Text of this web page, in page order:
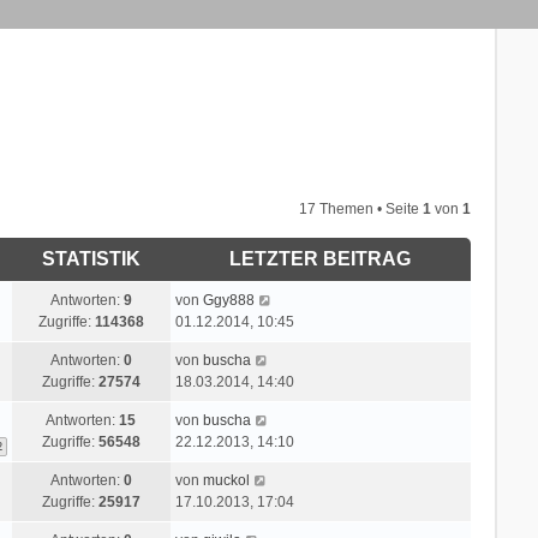
17 Themen • Seite1 von1
STATISTIK LETZTER BEITRAG
Antworten: 9
Zugriffe: 114368
L
e
z
t
r
B
i
von Ggy888
01.12.2014, 10:45
Antworten: 0
Zugriffe: 27574
L
e
z
t
r
B
von buscha
18.03.2014, 14:40
Antworten:15
Zugriffe: 56548
L
e
z
t
von buscha
22.12.2013, 14:10
Antworten: 0
Zugriffe: 25917
L
e
von muckol
17.10.2013, 17:04